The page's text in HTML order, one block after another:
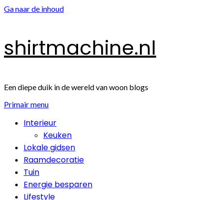
Ga naar de inhoud
shirtmachine.nl
Een diepe duik in de wereld van woon blogs
Primair menu
Interieur
Keuken
Lokale gidsen
Raamdecoratie
Tuin
Energie besparen
Lifestyle